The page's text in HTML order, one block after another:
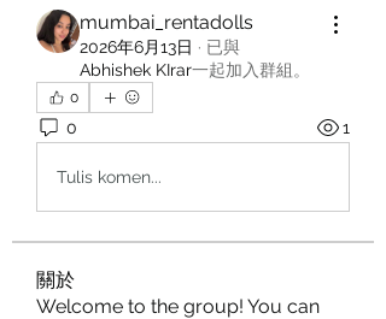
mumbai_rentadolls
2026年6月13日 · 已與
Abhishek KIrar一起加入群組 。
0
0 1
Tulis komen...
關於
Welcome to the group! You can